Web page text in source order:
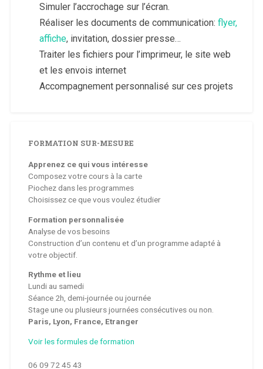
Simuler l’accrochage sur l’écran.
Réaliser les documents de communication: flyer,
affiche, invitation, dossier presse…
Traiter les fichiers pour l’imprimeur, le site web
et les envois internet
Accompagnement personnalisé sur ces projets
FORMATION SUR-MESURE
Apprenez ce qui vous intéresse
Composez votre cours à la carte
Piochez dans les programmes
Choisissez ce que vous voulez étudier
Formation personnalisée
Analyse de vos besoins
Construction d’un contenu et d’un programme adapté à
votre objectif.
Rythme et lieu
Lundi au samedi
Séance 2h, demi-journée ou journée
Stage une ou plusieurs journées consécutives ou non.
Paris, Lyon, France, Etranger
Voir les formules de formation
06 09 72 45 43